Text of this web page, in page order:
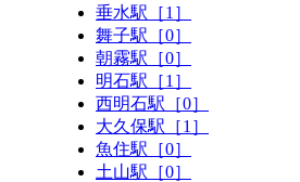
垂水駅［1］
舞子駅［0］
朝霧駅［0］
明石駅［1］
西明石駅［0］
大久保駅［1］
魚住駅［0］
土山駅［0］